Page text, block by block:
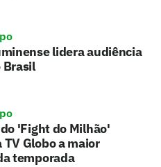
lidera audiência
Brasil
'Fight do Milhão'
Globo a maior
temporada